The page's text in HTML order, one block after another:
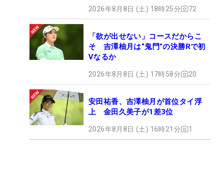
2026年8月8日 (土) 18時25分 72
「欲が出せない」コースだからこ
そ 吉澤柚月は“鬼門”の決勝Rで初
Vなるか
2026年8月8日 (土) 17時58分 20
安田祐香、吉澤柚月が首位タイ浮
上 金田久美子が1差3位
2026年8月8日 (土) 16時21分 1